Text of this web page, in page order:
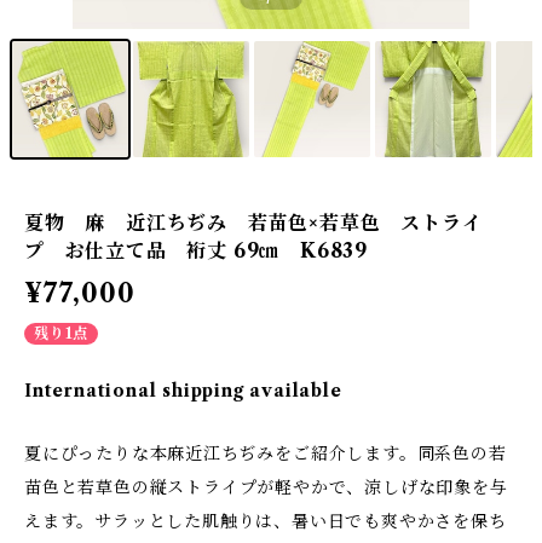
夏物 麻 近江ちぢみ 若苗色×若草色 ストライ
プ お仕立て品 裄丈 69㎝ K6839
¥77,000
残り1点
International shipping available
夏にぴったりな本麻近江ちぢみをご紹介します。同系色の若
苗色と若草色の縦ストライプが軽やかで、涼しげな印象を与
えます。サラッとした肌触りは、暑い日でも爽やかさを保ち